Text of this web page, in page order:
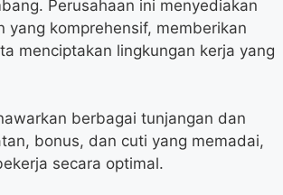
Perusahaan ini menyediakan
yang komprehensif, memberikan
menciptakan lingkungan kerja yang
berbagai tunjangan dan
bonus, dan cuti yang memadai,
secara optimal.